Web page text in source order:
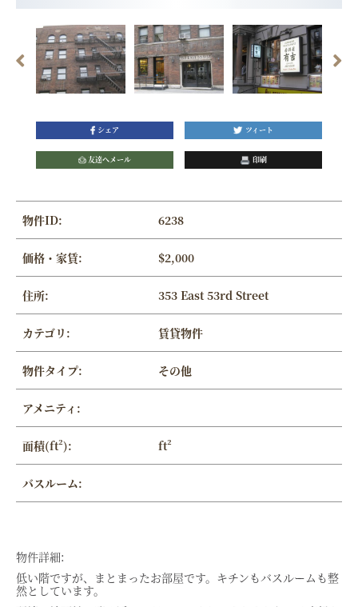
シェア ツィート
友達へメール 印刷
物件ID: 6238
価格・家賃: $2,000
住所: 353 East 53rd Street
カテゴリ: 賃貸物件
物件タイプ: その他
アメニティ:
面積(ft²): ft²
バスルーム:
物件詳細:
低い階ですが、まとまったお部屋です。キチンもバスルームも整
然としています。